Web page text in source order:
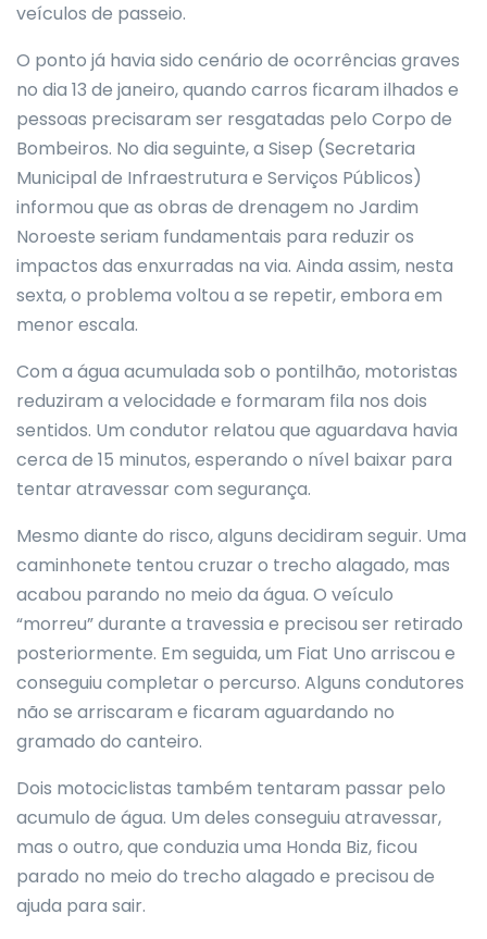
veículos de passeio.
O ponto já havia sido cenário de ocorrências graves
no dia 13 de janeiro, quando carros ficaram ilhados e
pessoas precisaram ser resgatadas pelo Corpo de
Bombeiros. No dia seguinte, a Sisep (Secretaria
Municipal de Infraestrutura e Serviços Públicos)
informou que as obras de drenagem no Jardim
Noroeste seriam fundamentais para reduzir os
impactos das enxurradas na via. Ainda assim, nesta
sexta, o problema voltou a se repetir, embora em
menor escala.
Com a água acumulada sob o pontilhão, motoristas
reduziram a velocidade e formaram fila nos dois
sentidos. Um condutor relatou que aguardava havia
cerca de 15 minutos, esperando o nível baixar para
tentar atravessar com segurança.
Mesmo diante do risco, alguns decidiram seguir. Uma
caminhonete tentou cruzar o trecho alagado, mas
acabou parando no meio da água. O veículo
“morreu” durante a travessia e precisou ser retirado
posteriormente. Em seguida, um Fiat Uno arriscou e
conseguiu completar o percurso. Alguns condutores
não se arriscaram e ficaram aguardando no
gramado do canteiro.
Dois motociclistas também tentaram passar pelo
acumulo de água. Um deles conseguiu atravessar,
mas o outro, que conduzia uma Honda Biz, ficou
parado no meio do trecho alagado e precisou de
ajuda para sair.